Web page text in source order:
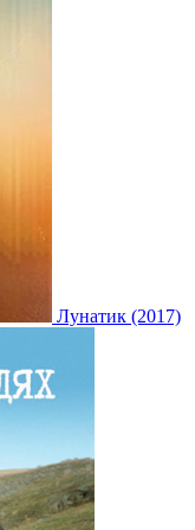
Лунатик (2017)